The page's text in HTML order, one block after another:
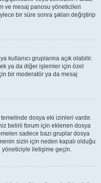
ve mesaj panosu yöneticileri
bir süre sonra şıkları değiştirip
kullanıcı gruplarına açık olabilir.
ya da diğer işlemler için özel
bir moderatör ya da mesaj
dosya eki izinleri vardır.
belirli forum için eklenen dosya
sadece bazı gruplar dosya
sizin için neden kapalı olduğu
yöneticiyle iletişime geçin.